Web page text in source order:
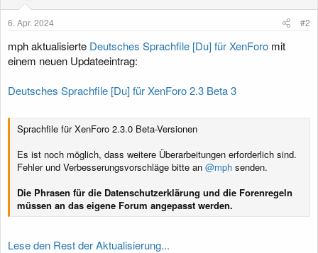
n
6. Apr. 2024 #2
mph aktualisierte Deutsches Sprachfile [Du] für XenForo mit
einem neuen Updateeintrag:
Deutsches Sprachfile [Du] für XenForo 2.3 Beta 3
Sprachfile für XenForo 2.3.0 Beta-Versionen
Es ist noch möglich, dass weitere Überarbeitungen erforderlich sind.
Fehler und Verbesserungsvorschläge bitte an @mph senden.
Die Phrasen für die Datenschutzerklärung und die Forenregeln
müssen an das eigene Forum angepasst werden.
Lese den Rest der Aktualisierung...